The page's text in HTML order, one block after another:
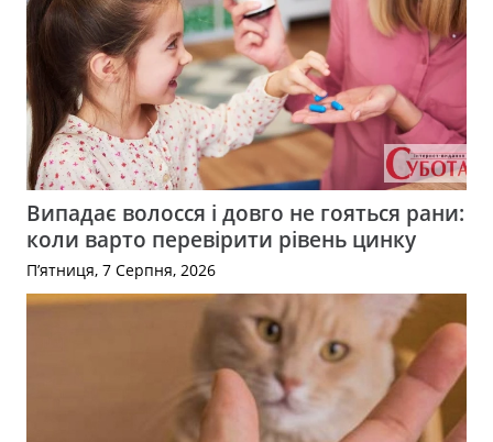
Випадає волосся і довго не гояться рани:
коли варто перевірити рівень цинку
П’ятниця, 7 Серпня, 2026